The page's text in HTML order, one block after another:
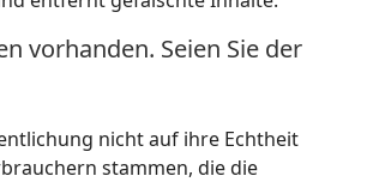
vorhanden. Seien Sie der
nicht auf ihre Echtheit
stammen, die die